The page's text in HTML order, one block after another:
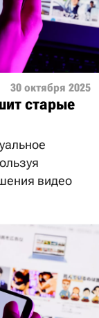
30 октября 2025
старые
видео